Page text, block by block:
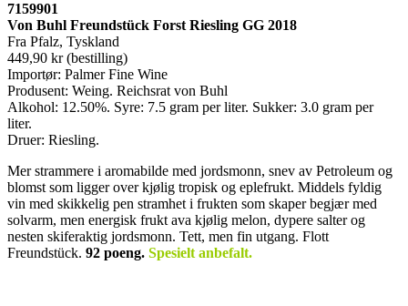
7159901
Von Buhl Freundstück Forst Riesling GG 2018
Fra Pfalz, Tyskland
449,90 kr (bestilling)
Importør: Palmer Fine Wine
Produsent: Weing. Reichsrat von Buhl
Alkohol: 12.50%. Syre: 7.5 gram per liter. Sukker: 3.0 gram per
liter.
Druer: Riesling.
Mer strammere i aromabilde med jordsmonn, snev av Petroleum og
blomst som ligger over kjølig tropisk og eplefrukt. Middels fyldig
vin med skikkelig pen stramhet i frukten som skaper begjær med
solvarm, men energisk frukt ava kjølig melon, dypere salter og
nesten skiferaktig jordsmonn. Tett, men fin utgang. Flott
Freundstück. 92 poeng. Spesielt anbefalt.